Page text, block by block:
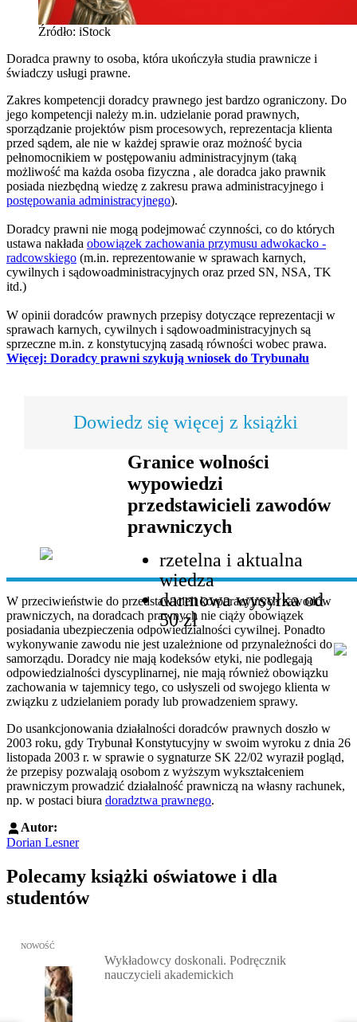
Źródło: iStock
Doradca prawny to osoba, która ukończyła studia prawnicze i
świadczy usługi prawne.
Zakres kompetencji doradcy prawnego jest bardzo ograniczony. Do
jego kompetencji należy m.in. udzielanie porad prawnych,
sporządzanie projektów pism procesowych, reprezentacja klienta
przed sądem, ale nie w każdej sprawie oraz możność bycia
pełnomocnikiem w postępowaniu administracyjnym (taką
możliwość ma każda osoba fizyczna , ale doradca jako prawnik
posiada niezbędną wiedzę z zakresu prawa administracyjnego i
postępowania administracyjnego).
Doradcy prawni nie mogą podejmować czynności, co do których
ustawa nakłada obowiązek zachowania przymusu adwokacko -
radcowskiego (m.in. reprezentowanie w sprawach karnych,
cywilnych i sądowoadministracyjnych oraz przed SN, NSA, TK
itd.)
W opinii doradców prawnych przepisy dotyczące reprezentacji w
sprawach karnych, cywilnych i sądowoadministracyjnych są
sprzeczne m.in. z konstytucyjną zasadą równości wobec prawa.
Więcej: Doradcy prawni szykują wniosek do Trybunału
Dowiedz się więcej z książki
Granice wolności
wypowiedzi
przedstawicieli zawodów
prawniczych
rzetelna i aktualna
wiedza
darmowa wysyłka od
50 zł
W przeciwieństwie do przedstawicieli korporacyjnych zawodów
prawniczych, na doradcach prawnych nie ciąży obowiązek
posiadania ubezpieczenia odpowiedzialności cywilnej. Ponadto
wykonywanie zawodu nie jest uzależnione od przynależności do
samorządu. Doradcy nie mają kodeksów etyki, nie podlegają
odpowiedzialności dyscyplinarnej, nie mają również obowiązku
zachowania w tajemnicy tego, co usłyszeli od swojego klienta w
związku z udzielaniem porady lub prowadzeniem sprawy.
Do usankcjonowania działalności doradców prawnych doszło w
2003 roku, gdy Trybunał Konstytucyjny w swoim wyroku z dnia 26
listopada 2003 r. w sprawie o sygnaturze SK 22/02 wyraził pogląd,
że przepisy pozwalają osobom z wyższym wykształceniem
prawniczym prowadzić działalność prawniczą na własny rachunek,
np. w postaci biura doradztwa prawnego.
Autor:
Dorian Lesner
Polecamy książki oświatowe i dla
studentów
Przejdź do: Wykładowcy doskonali. Podręcznik nauczycieli
NOWOŚĆ
Wykładowcy doskonali. Podręcznik
nauczycieli akademickich